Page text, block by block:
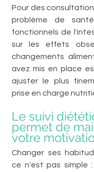
Pour des
problème de
fonctionnels de
sur les effets
changements
avez mis en place
ajuster le plus
prise en charge
Le suivi
permet de
votre
Changer ses
ce n'est pas simple